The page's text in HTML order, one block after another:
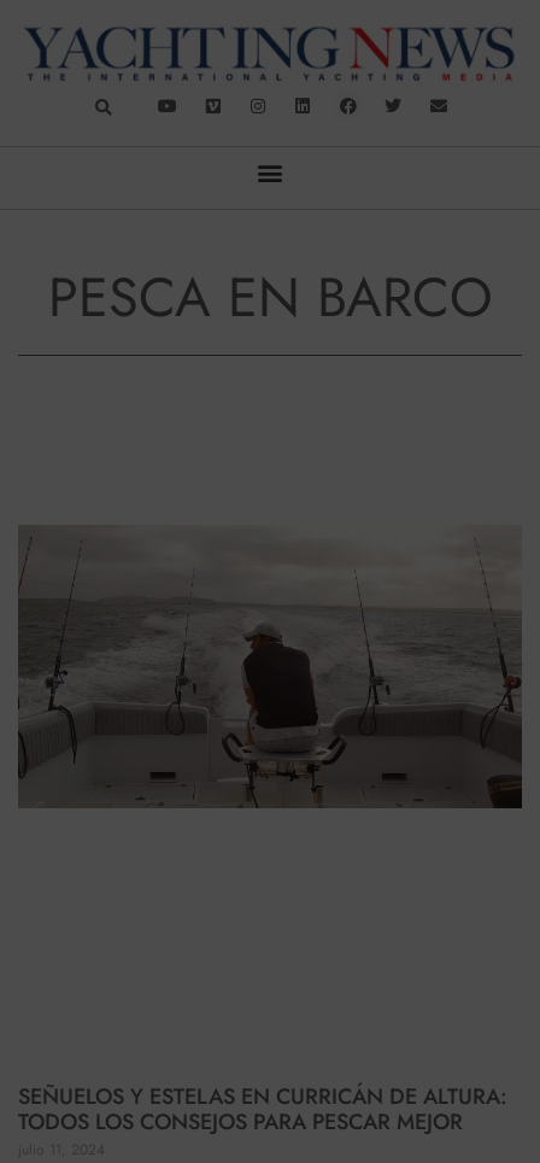
PESCA EN BARCO
SEÑUELOS Y ESTELAS EN CURRICÁN DE ALTURA:
TODOS LOS CONSEJOS PARA PESCAR MEJOR
julio 11, 2024